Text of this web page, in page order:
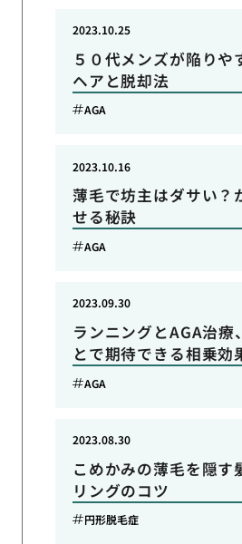
５０代メンズが陥りや
ヘアと脱却法
2023.10.25
AGA
薄毛で坊主はダサい？
せる秘訣
2023.10.16
AGA
ランニングとAGA治療
とで期待できる相乗効
2023.09.30
AGA
こめかみの薄毛を隠す
リングのコツ
2023.08.30
円形脱毛症